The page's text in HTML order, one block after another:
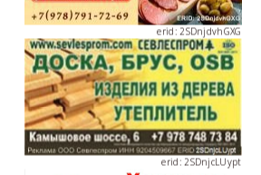
erid: 2SDnjcLUypt